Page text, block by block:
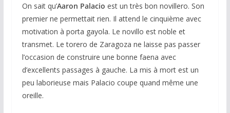
On sait qu’Aaron Palacio est un très bon novillero. Son
premier ne permettait rien. Il attend le cinquième avec
motivation à porta gayola. Le novillo est noble et
transmet. Le torero de Zaragoza ne laisse pas passer
l’occasion de construire une bonne faena avec
d’excellents passages à gauche. La mis à mort est un
peu laborieuse mais Palacio coupe quand même une
oreille.